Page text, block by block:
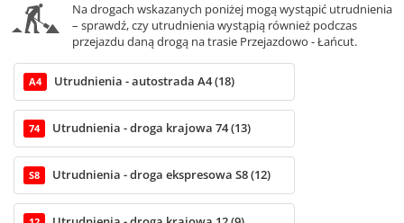
Na drogach wskazanych poniżej mogą wystąpić utrudnienia
– sprawdź, czy utrudnienia wystąpią również podczas
przejazdu daną drogą na trasie Przejazdowo - Łańcut.
A4 Utrudnienia - autostrada A4 (18)
74 Utrudnienia - droga krajowa 74 (13)
S8 Utrudnienia - droga ekspresowa S8 (12)